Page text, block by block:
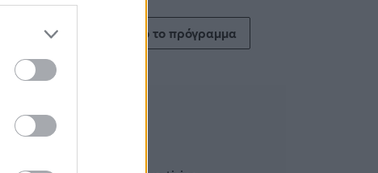
Δείτε όλο το πρόγραμμα